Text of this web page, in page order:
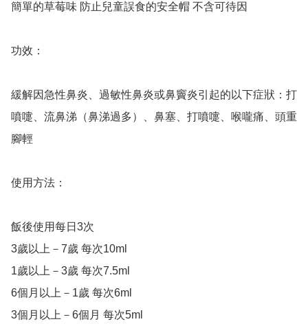
簡單的草莓味 防止兒童誤食的安全帽 不含可待因
功效：
緩解因急性鼻炎、過敏性鼻炎或鼻竇炎引起的以下症狀：打
噴嚏、流鼻涕（鼻涕過多）、鼻塞、打噴嚏、喉嚨痛、頭重
腳輕
使用方法：
飯後使用每日3次
3歲以上－7歲 每次10ml
1歲以上－3歲 每次7.5ml
6個月以上－1歲 每次6ml
3個月以上－6個月 每次5ml